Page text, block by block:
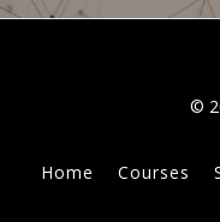
©
Home Courses